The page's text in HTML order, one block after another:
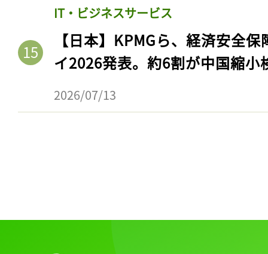
IT・ビジネスサービス
【日本】KPMGら、経済安全
イ2026発表。約6割が中国縮小
2026/07/13